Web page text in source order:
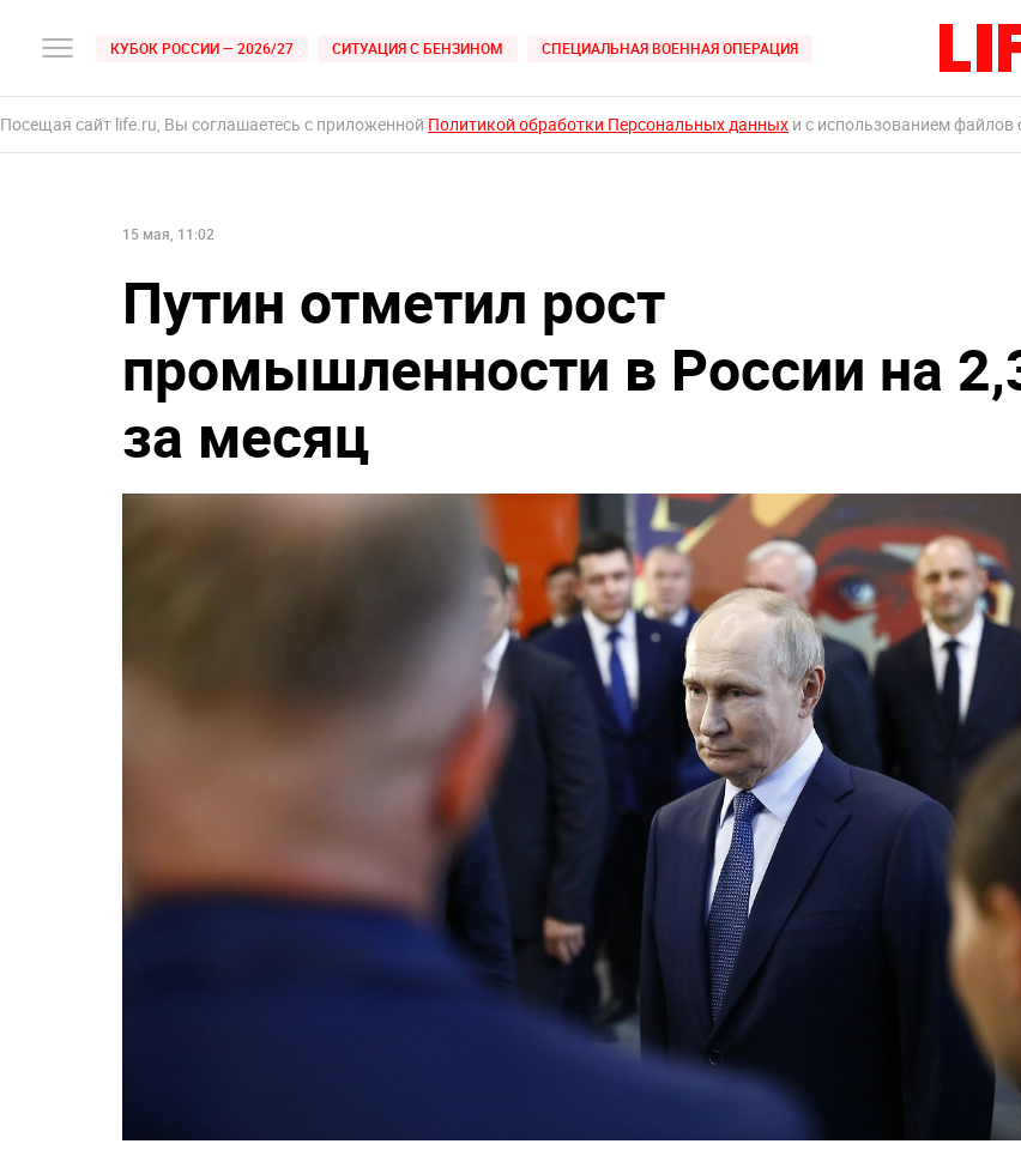
КУБОК РОССИИ — 2026/27 СИТУАЦИЯ С БЕНЗИНОМ СПЕЦИАЛЬНАЯ ВОЕННАЯ ОПЕРАЦИЯ
Посещая сайт life.ru, Вы соглашаетесь с приложенной Политикой обработки Персональных данных и с использованием
15 мая, 11:02
Путин отметил рост
промышленности в России на
за месяц